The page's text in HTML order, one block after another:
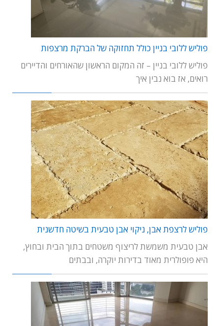
פוליש ללובי בניין כולל תחזוקה של הברקת מרצפות
פוליש ללובי בניין – זה המקום הראשון שהאורחים והדיירים
רואים, אז בוא נבין איך
פוליש לרצפת אבן, ניקוי אבן טבעית בשיטה חדשנית
אבן טבעית משמשת לריצוף משטחים בתוך הבית ובחוץ,
היא פופולרית מאוד בדירות יוקרה, ובבתים